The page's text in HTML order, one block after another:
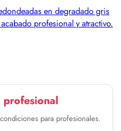
profesional
para profesionales.